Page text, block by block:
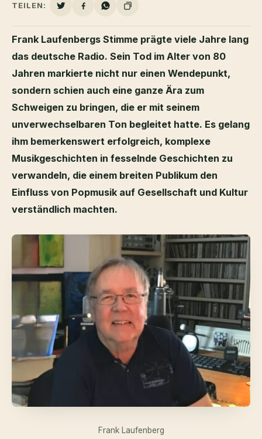
TEILEN:
Frank Laufenbergs Stimme prägte viele Jahre lang
das deutsche Radio. Sein Tod im Alter von 80
Jahren markierte nicht nur einen Wendepunkt,
sondern schien auch eine ganze Ära zum
Schweigen zu bringen, die er mit seinem
unverwechselbaren Ton begleitet hatte. Es gelang
ihm bemerkenswert erfolgreich, komplexe
Musikgeschichten in fesselnde Geschichten zu
verwandeln, die einem breiten Publikum den
Einfluss von Popmusik auf Gesellschaft und Kultur
verständlich machten.
Frank Laufenberg